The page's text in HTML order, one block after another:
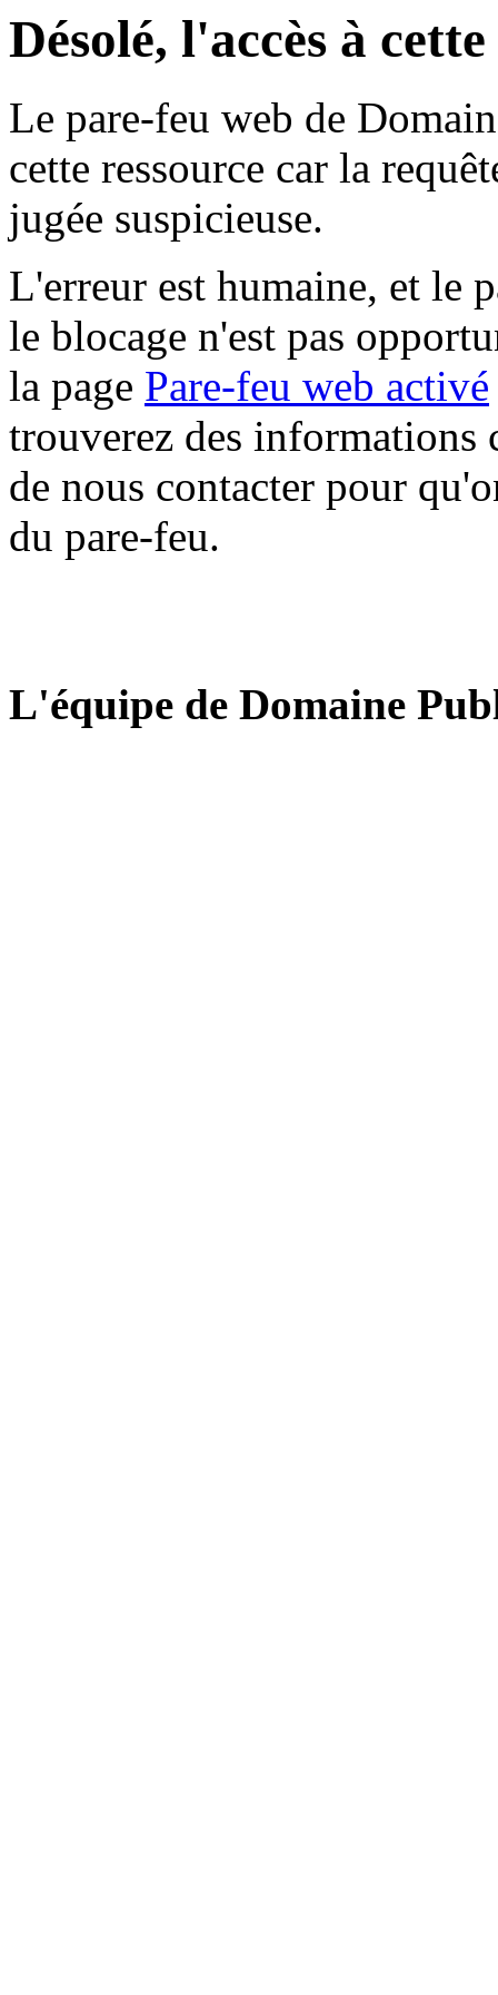
Désolé, l'accès à
Le pare-feu web de
cette ressource car la
jugée suspicieuse.
L'erreur est humaine, et le
le blocage n'est pas
la page Pare-feu web activé
trouverez des informations
de nous contacter pour
du pare-feu.
L'équipe de Domaine